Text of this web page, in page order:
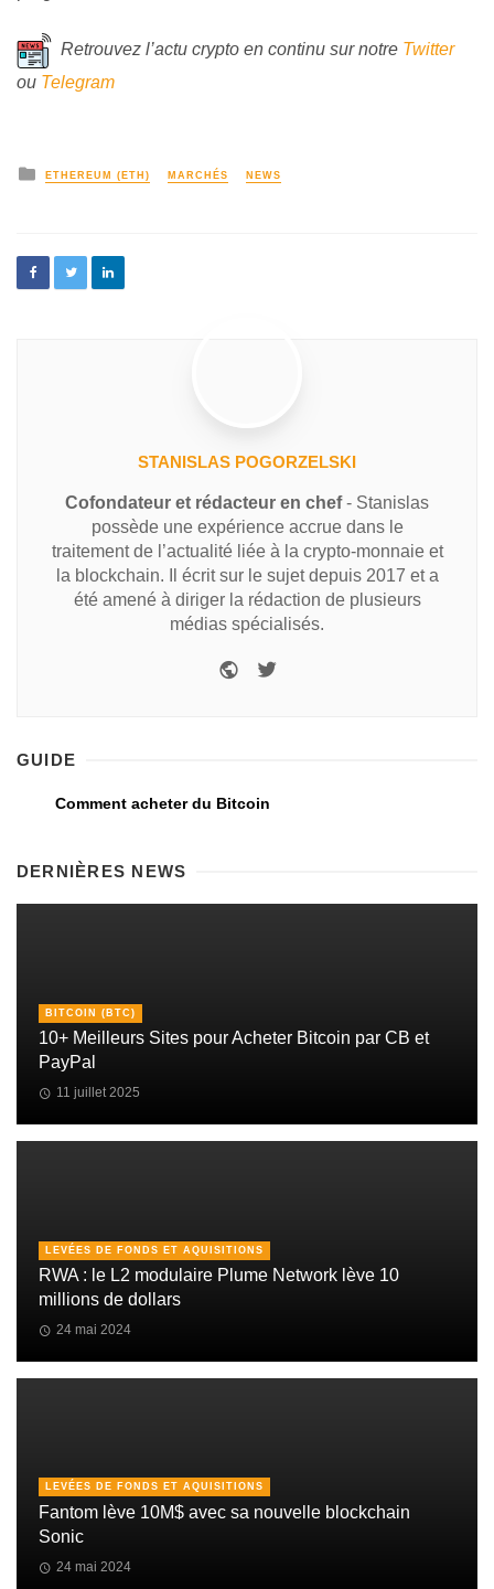
Retrouvez l’actu crypto en continu sur notre Twitter
ou Telegram
ETHEREUM (ETH) MARCHÉS NEWS
STANISLAS POGORZELSKI
Cofondateur et rédacteur en chef- Stanislas
possède une expérience accrue dans le
traitement de l’actualité liée à la crypto-monnaie et
la blockchain. Il écrit sur le sujet depuis 2017 et a
été amené à diriger la rédaction de plusieurs
médias spécialisés.
GUIDE
Comment acheter du Bitcoin
DERNIÈRES NEWS
BITCOIN (BTC)
10+ Meilleurs Sites pour Acheter Bitcoin par CB et
PayPal
11 juillet 2025
LEVÉES DE FONDS ET AQUISITIONS
RWA : le L2 modulaire Plume Network lève 10
millions de dollars
24 mai 2024
LEVÉES DE FONDS ET AQUISITIONS
Fantom lève 10M$ avec sa nouvelle blockchain
Sonic
24 mai 2024